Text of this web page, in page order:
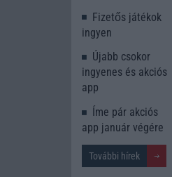
Fizetős játékok
ingyen
Újabb csokor
ingyenes és akciós
app
Íme pár akciós
app január végére
További hírek